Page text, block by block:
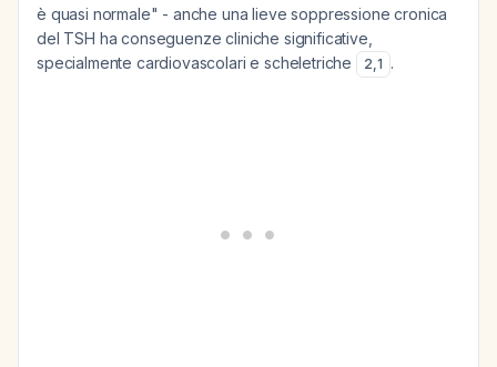
è quasi normale" - anche una lieve soppressione cronica
del TSH ha conseguenze cliniche significative,
specialmente cardiovascolari e scheletriche
2,1 .